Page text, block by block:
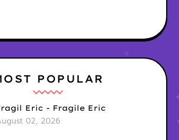
POPULAR
Eric - Fragile Eric
02, 2026